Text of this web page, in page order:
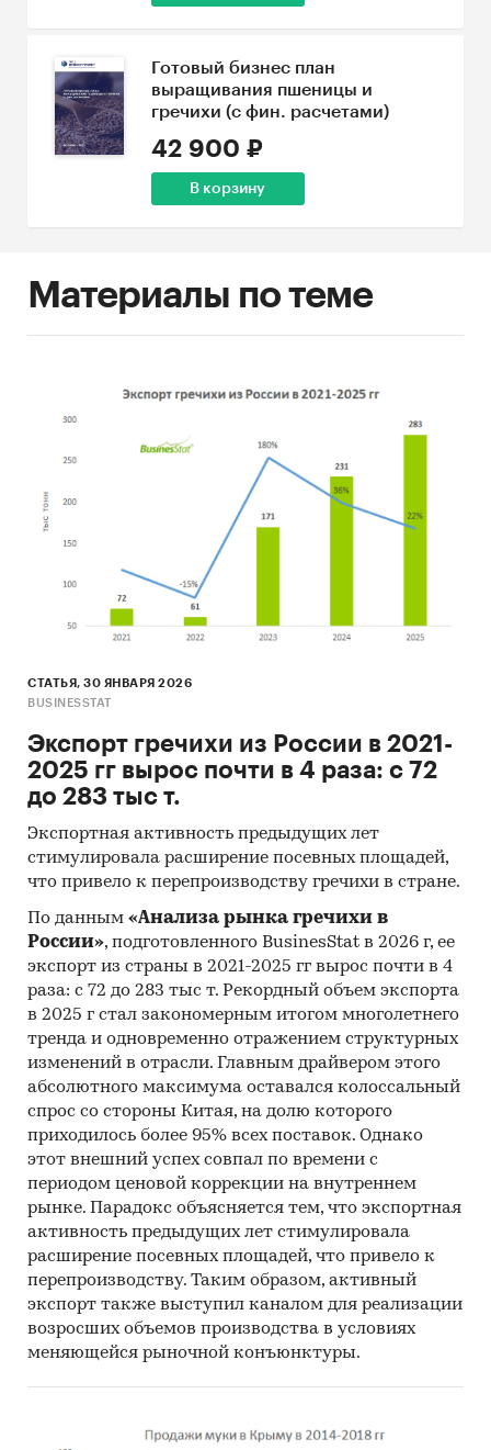
Готовый бизнес план
выращивания пшеницы и
гречихи (с фин. расчетами)
42 900 ₽
В корзину
Материалы по теме
СТАТЬЯ, 30 ЯНВАРЯ 2026
BUSINESSTAT
Экспорт гречихи из России в 2021-
2025 гг вырос почти в 4 раза: с 72
до 283 тыс т.
Экспортная активность предыдущих лет
стимулировала расширение посевных площадей,
что привело к перепроизводству гречихи в стране.
По данным «Анализа рынка гречихи в
России», подготовленного BusinesStat в 2026 г, ее
экспорт из страны в 2021-2025 гг вырос почти в 4
раза: с 72 до 283 тыс т. Рекордный объем экспорта
в 2025 г стал закономерным итогом многолетнего
тренда и одновременно отражением структурных
изменений в отрасли. Главным драйвером этого
абсолютного максимума оставался колоссальный
спрос со стороны Китая, на долю которого
приходилось более 95% всех поставок. Однако
этот внешний успех совпал по времени с
периодом ценовой коррекции на внутреннем
рынке. Парадокс объясняется тем, что экспортная
активность предыдущих лет стимулировала
расширение посевных площадей, что привело к
перепроизводству. Таким образом, активный
экспорт также выступил каналом для реализации
возросших объемов производства в условиях
меняющейся рыночной конъюнктуры.